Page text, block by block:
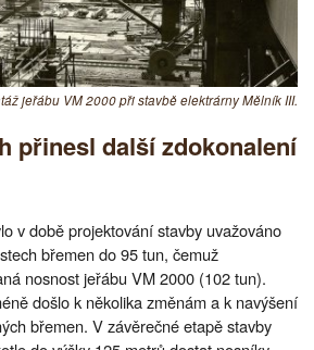
jeřábu VM 2000 při stavbě elektrárny Mělník III.
přinesl další zdokonalení
v době projektování stavby uvažováno
břemen do 95 tun, čemuž
nosnost jeřábu VM 2000 (102 tun).
došlo k několika změnám a k navýšení
břemen. V závěrečné etapě stavby